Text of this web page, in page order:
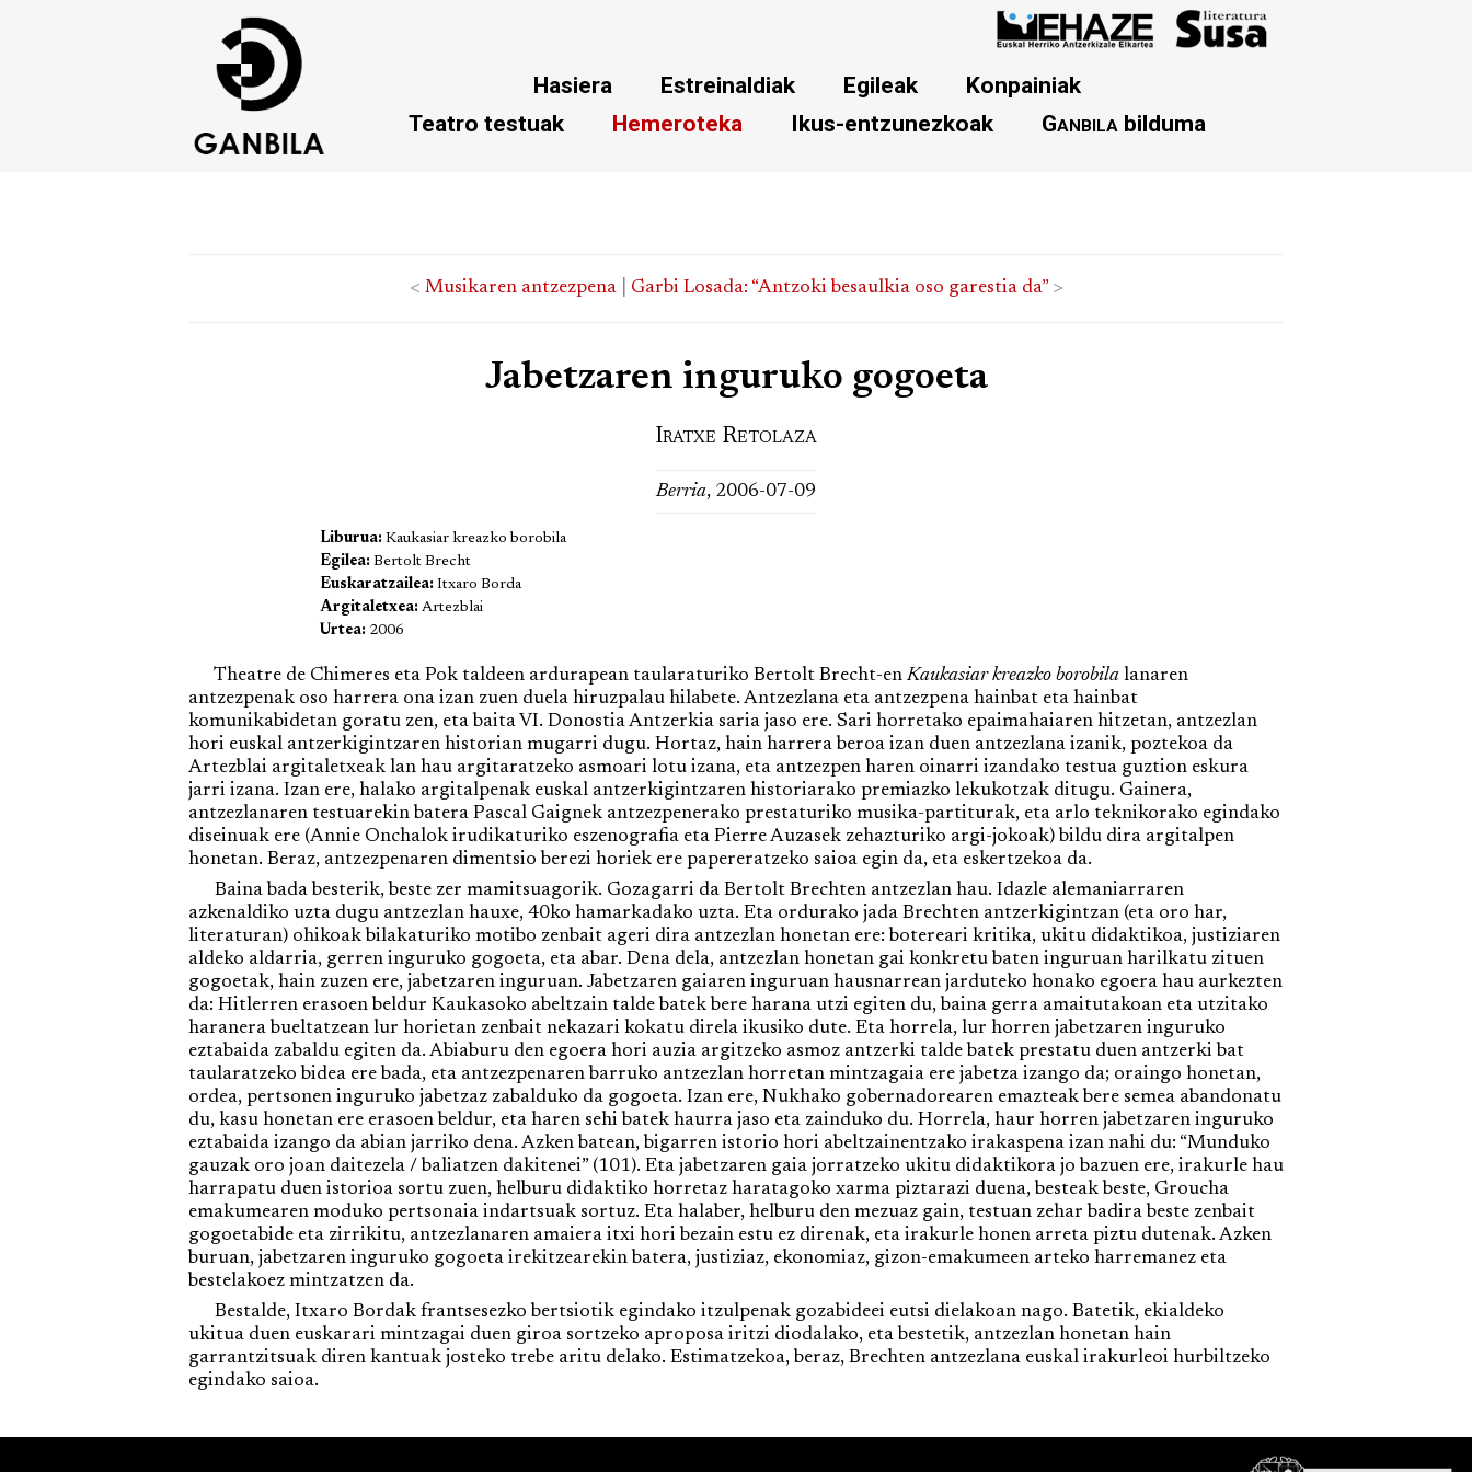
Hasiera Estreinaldiak Egileak
Konpainiak
Teatro testuak
Hemeroteka Ikus-entzunezkoak Ganbila bilduma
< Musikaren antzezpena| Garbi Losada: “Antzoki besaulkia oso garestia da”>
Jabetzaren inguruko gogoeta
Iratxe Retolaza
Berria, 2006-07-09
Liburua: Kaukasiar kreazko borobila
Egilea: Bertolt Brecht
Euskaratzailea: Itxaro Borda
Argitaletxea: Artezblai
Urtea: 2006
Theatre de Chimeres eta Pok taldeen ardurapean taularaturiko Bertolt Brecht-enKaukasiar kreazko borobila lanaren
antzezpenak oso harrera ona izan zuen duela hiruzpalau hilabete. Antzezlana eta antzezpena hainbat eta hainbat
komunikabidetan goratu zen, eta baita VI. Donostia Antzerkia saria jaso ere. Sari horretako epaimahaiaren hitzetan, antzezlan
hori euskal antzerkigintzaren historian mugarri dugu. Hortaz, hain harrera beroa izan duen antzezlana izanik, poztekoa da
Artezblai argitaletxeak lan hau argitaratzeko asmoari lotu izana, eta antzezpen haren oinarri izandako testua guztion eskura
jarri izana. Izan ere, halako argitalpenak euskal antzerkigintzaren historiarako premiazko lekukotzak ditugu. Gainera,
antzezlanaren testuarekin batera Pascal Gaignek antzezpenerako prestaturiko musika-partiturak, eta arlo teknikorako egindako
diseinuak ere (Annie Onchalok irudikaturiko eszenografia eta Pierre Auzasek zehazturiko argi-jokoak) bildu dira argitalpen
honetan. Beraz, antzezpenaren dimentsio berezi horiek ere papereratzeko saioa egin da, eta eskertzekoa da.
Baina bada besterik, beste zer mamitsuagorik. Gozagarri da Bertolt Brechten antzezlan hau. Idazle alemaniarraren
azkenaldiko uzta dugu antzezlan hauxe, 40ko hamarkadako uzta. Eta ordurako jada Brechten antzerkigintzan (eta oro har,
literaturan) ohikoak bilakaturiko motibo zenbait ageri dira antzezlan honetan ere: botereari kritika, ukitu didaktikoa, justiziaren
aldeko aldarria, gerren inguruko gogoeta, eta abar. Dena dela, antzezlan honetan gai konkretu baten inguruan harilkatu zituen
gogoetak, hain zuzen ere, jabetzaren inguruan. Jabetzaren gaiaren inguruan hausnarrean jarduteko honako egoera hau aurkezten
da: Hitlerren erasoen beldur Kaukasoko abeltzain talde batek bere harana utzi egiten du, baina gerra amaitutakoan eta utzitako
haranera bueltatzean lur horietan zenbait nekazari kokatu direla ikusiko dute. Eta horrela, lur horren jabetzaren inguruko
eztabaida zabaldu egiten da. Abiaburu den egoera hori auzia argitzeko asmoz antzerki talde batek prestatu duen antzerki bat
taularatzeko bidea ere bada, eta antzezpenaren barruko antzezlan horretan mintzagaia ere jabetza izango da; oraingo honetan,
ordea, pertsonen inguruko jabetzaz zabalduko da gogoeta. Izan ere, Nukhako gobernadorearen emazteak bere semea abandonatu
du, kasu honetan ere erasoen beldur, eta haren sehi batek haurra jaso eta zainduko du. Horrela, haur horren jabetzaren inguruko
eztabaida izango da abian jarriko dena. Azken batean, bigarren istorio hori abeltzainentzako irakaspena izan nahi du: “Munduko
gauzak oro joan daitezela / baliatzen dakitenei” (101). Eta jabetzaren gaia jorratzeko ukitu didaktikora jo bazuen ere, irakurle hau
harrapatu duen istorioa sortu zuen, helburu didaktiko horretaz haratagoko xarma piztarazi duena, besteak beste, Groucha
emakumearen moduko pertsonaia indartsuak sortuz. Eta halaber, helburu den mezuaz gain, testuan zehar badira beste zenbait
gogoetabide eta zirrikitu, antzezlanaren amaiera itxi hori bezain estu ez direnak, eta irakurle honen arreta piztu dutenak. Azken
buruan, jabetzaren inguruko gogoeta irekitzearekin batera, justiziaz, ekonomiaz, gizon-emakumeen arteko harremanez eta
bestelakoez mintzatzen da.
Bestalde, Itxaro Bordak frantsesezko bertsiotik egindako itzulpenak gozabideei eutsi dielakoan nago. Batetik, ekialdeko
ukitua duen euskarari mintzagai duen giroa sortzeko aproposa iritzi diodalako, eta bestetik, antzezlan honetan hain
garrantzitsuak diren kantuak josteko trebe aritu delako. Estimatzekoa, beraz, Brechten antzezlana euskal irakurleoi hurbiltzeko
egindako saioa.